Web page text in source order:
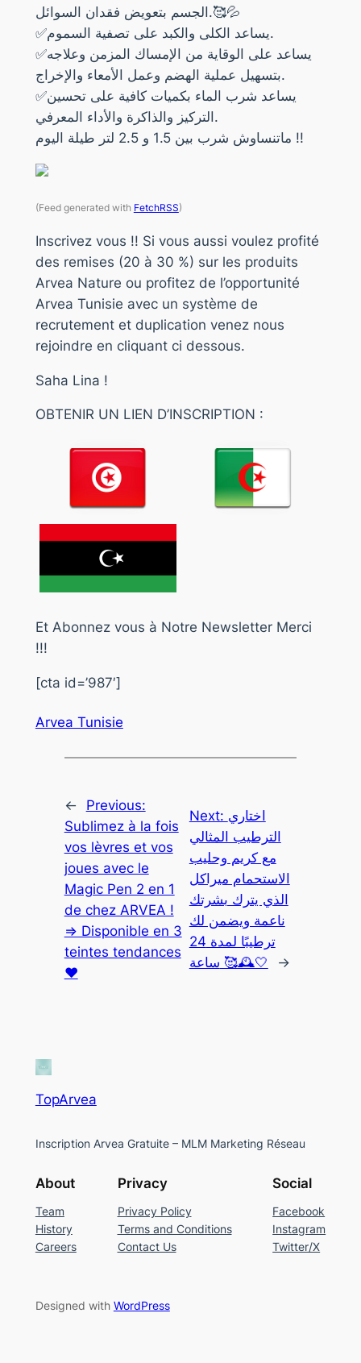
الجسم بتعويض فقدان السوائل.🥰💦
✅يساعد الكلى والكبد على تصفية السموم.
✅يساعد على الوقاية من الإمساك المزمن وعلاجه
بتسهيل عملية الهضم وعمل الأمعاء والإخراج.
✅يساعد شرب الماء بكميات كافية على تحسين
التركيز والذاكرة والأداء المعرفي.
ماتنساوش شرب بين 1.5 و 2.5 لتر طيلة اليوم !!
(Feed generated with FetchRSS)
Inscrivez vous !! Si vous aussi voulez profité
des remises (20 à 30 %) sur les produits
Arvea Nature ou profitez de l’opportunité
Arvea Tunisie avec un système de
recrutement et duplication venez nous
rejoindre en cliquant ci dessous.
Saha Lina !
OBTENIR UN LIEN D’INSCRIPTION :
Et Abonnez vous à Notre Newsletter Merci
!!!
[cta id=’987′]
Arvea Tunisie
←
Previous:
Sublimez à la fois
vos lèvres et vos
joues avec le
Magic Pen 2 en 1
de chez ARVEA !
=> Disponible en 3
teintes tendances
❤
Next: اختاري
الترطيب المثالي
مع كريم وحليب
الاستحمام ميراكل
الذي يترك بشرتك
ناعمة ويضمن لك
ترطيبًا لمدة 24
ساعة 🥰🕰🤍
→
TopArvea
Inscription Arvea Gratuite – MLM Marketing Réseau
About
Team
History
Careers
Privacy
Privacy Policy
Terms and Conditions
Contact Us
Social
Facebook
Instagram
Twitter/X
Designed with WordPress